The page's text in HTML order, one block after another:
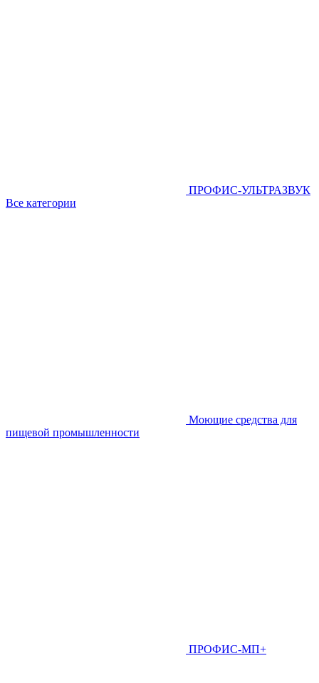
ПРОФИС-УЛЬТРАЗВУК
Все категории
Моющие средства для
пищевой промышленности
ПРОФИС-МП+